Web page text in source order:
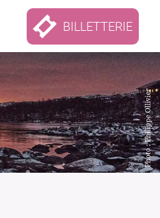
BILLETTERIE